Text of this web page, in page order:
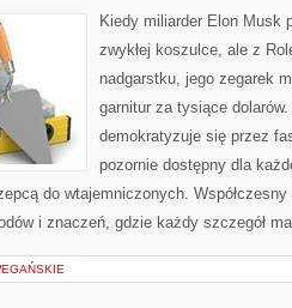
Kiedy miliarder Elon Musk
zwykłej koszulce, ale z
nadgarstku, jego zegarek
garnitur za tysiące
demokratyzuje się przez
pozornie dostępny dla
do wtajemniczonych.
i znaczeń, gdzie każdy szczegół